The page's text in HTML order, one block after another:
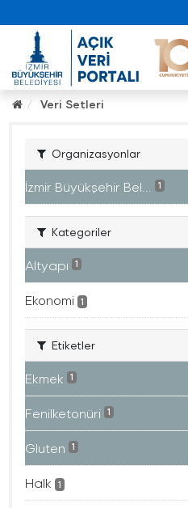
Veri Setleri
Organizasyonlar
İzmir Büyükşehir Bel... 1
Kategoriler
Altyapı 1
Ekonomi 1
Etiketler
Ekmek 1
Fenilketonüri 1
Gluten 1
Halk 1